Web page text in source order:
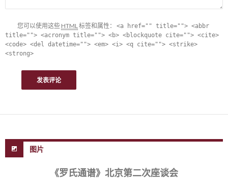
您可以使用这些 HTML标签和属性： <a href="" title=""> <abbr
title=""> <acronym title=""> <b> <blockquote cite=""> <cite>
<code> <del datetime=""> <em> <i> <q cite=""> <strike>
<strong>
图片
《罗氏通谱》北京第二次座谈会